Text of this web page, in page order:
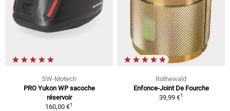
SW-Motech
PRO Yukon WP sacoche
réservoir
160,00 €1
Rothewald
Enfonce-Joint De Fourche
39,99 €1